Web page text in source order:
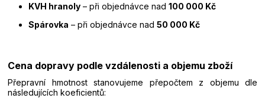
KVH hranoly – při objednávce nad 100 000 Kč
Spárovka – při objednávce nad 50 000 Kč
Cena dopravy podle vzdálenosti a objemu zboží
Přepravní hmotnost stanovujeme přepočtem z objemu dle
následujících koeficientů: